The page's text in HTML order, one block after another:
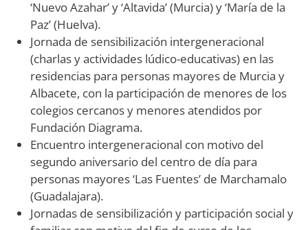
‘Nuevo Azahar’ y ‘Altavida’ (Murcia) y ‘María de la
Paz’ (Huelva).
Jornada de sensibilización intergeneracional
(charlas y actividades lúdico-educativas) en las
residencias para personas mayores de Murcia y
Albacete, con la participación de menores de los
colegios cercanos y menores atendidos por
Fundación Diagrama.
Encuentro intergeneracional con motivo del
segundo aniversario del centro de día para
personas mayores ‘Las Fuentes’ de Marchamalo
(Guadalajara).
Jornadas de sensibilización y participación social y